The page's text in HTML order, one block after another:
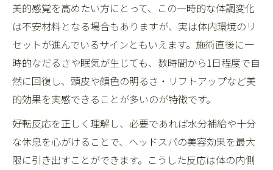
美的感覚を高めたい方にとって、この一時的な体調変化
は不安材料となる場合もありますが、実は体内環境のリ
セットが進んでいるサインともいえます。施術直後に一
時的なだるさや眠気が生じても、数時間から1日程度で自
然に回復し、頭皮や顔色の明るさ・リフトアップなど美
的効果を実感できることが多いのが特徴です。
好転反応を正しく理解し、必要であれば水分補給や十分
な休息を心がけることで、ヘッドスパの美容効果を最大
限に引き出すことができます。こうした反応は体の内側